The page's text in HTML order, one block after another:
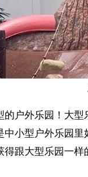
户外乐园！大
中小型户外乐园
跟大型乐园一样